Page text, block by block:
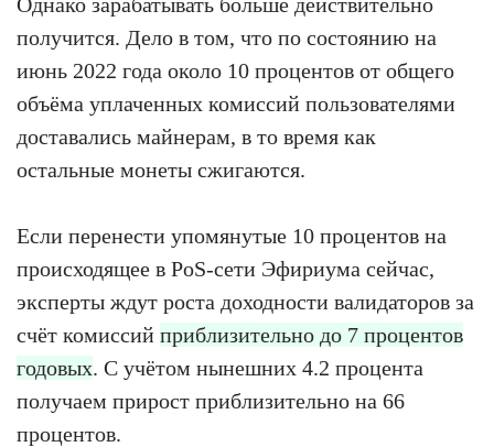
получится. Дело в том, что по состоянию на
июнь 2022 года около 10 процентов от общего
объёма уплаченных комиссий пользователями
доставались майнерам, в то время как
остальные монеты сжигаются.
Если перенести упомянутые 10 процентов на
происходящее в PoS-сети Эфириума сейчас,
эксперты ждут роста доходности валидаторов за
счёт комиссий приблизительно до 7 процентов
годовых. С учётом нынешних 4.2 процента
получаем прирост приблизительно на 66
процентов.